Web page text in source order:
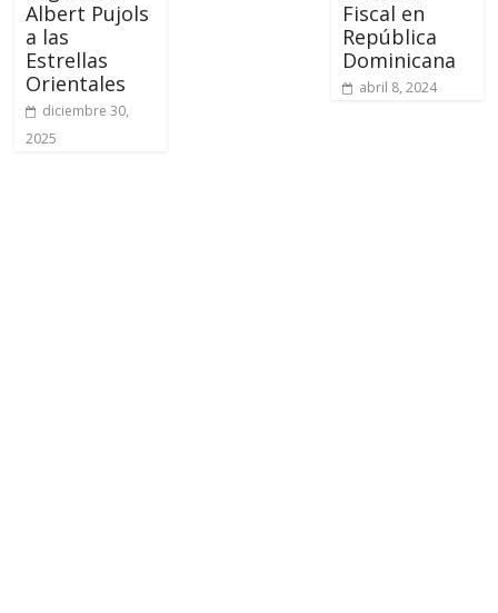
Albert Pujols
a las
Estrellas
Orientales
diciembre 30,
2025
Fiscal en
República
Dominicana
abril 8, 2024